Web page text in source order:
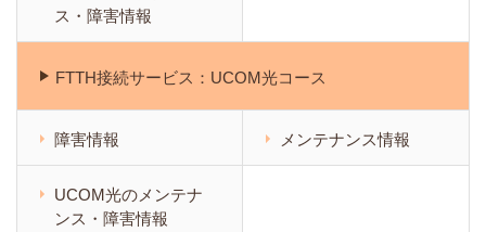
ス・障害情報
FTTH接続サービス：UCOM光コース
障害情報 メンテナンス情報
UCOM光のメンテナ
ンス・障害情報